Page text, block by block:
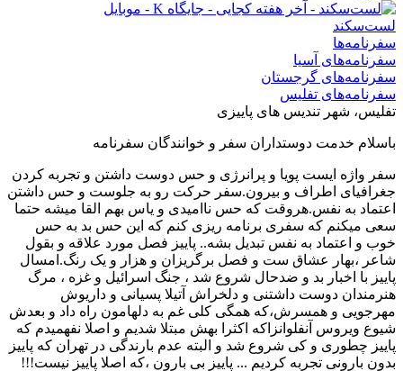
لست‌سکند
سفرنامه‌ها
سفرنامه‌های آسیا
سفرنامه‌های گرجستان
سفرنامه‌های تفلیس
تفلیس، شهر تندیس های پاییزی
باسلام خدمت دوستداران سفر و خوانندگان سفرنامه
سفر واژه ایست پویا و پرانرژی و حس دوست داشتن و تجربه کردن
جغرافیای اطراف و بیرون.سفر حرکت رو به جلوست و حس داشتن
اعتماد به نفس.هروقت که حس ناامیدی و یاس بهم القا میشه حتما
سعی میکنم که سفری برنامه ریزی کنم که این حس بد به حس
خوب و اعتماد به نفس تبدیل بشه.. پاییز فصل مورد علاقه و بقول
شاعر ،بهار عشاق ست و فصل برگریزان و هزار و یک رنگ.امسال
پاییز با اخبار بد و ضدحال شروع شد ، جنگ اسرائیل و غزه ، مرگ
هنرمندان دوست داشتنی و دلخراش آتیلا پسیانی و داریوش
مهرجویی و همسرش،که همگی کلی غم به دلهامون راه داد و بعدش
شیوع ویروس آنفلوانزاکه اکثرا بهش مبتلا شدیم و اصلا نفهمیدم که
پاییز چطوری و کی شروع شد و البته عدم بارندگی در تهران که پاییز
بدون بارونی تجربه کردیم ... پاییز بی بارون ،که اصلا پاییز نیست!!!